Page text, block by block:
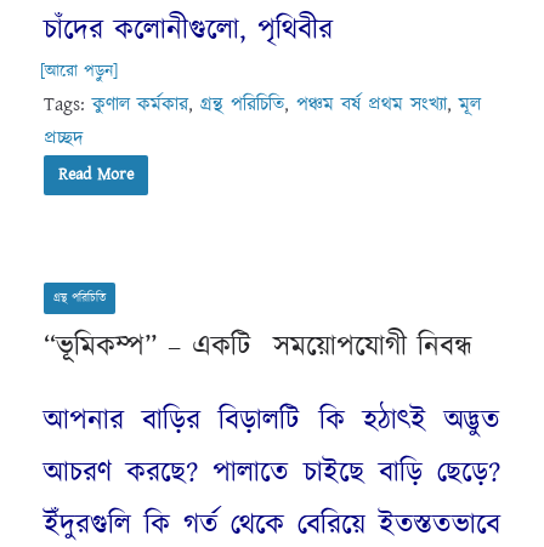
চাঁদের কলোনীগুলো, পৃথিবীর
[আরো পড়ুন]
Tags:কুণাল কর্মকার, গ্রন্থ পরিচিতি, পঞ্চম বর্ষ প্রথম সংখ্যা,মূল
প্রচ্ছদ
Read More
গ্রন্থ পরিচিতি
“ভূমিকম্প” – একটি সময়োপযোগী নিবন্ধ
আপনার বাড়ির বিড়ালটি কি হঠাৎই অদ্ভুত
আচরণ করছে? পালাতে চাইছে বাড়ি ছেড়ে?
ইঁদুরগুলি কি গর্ত থেকে বেরিয়ে ইতস্ততভাবে